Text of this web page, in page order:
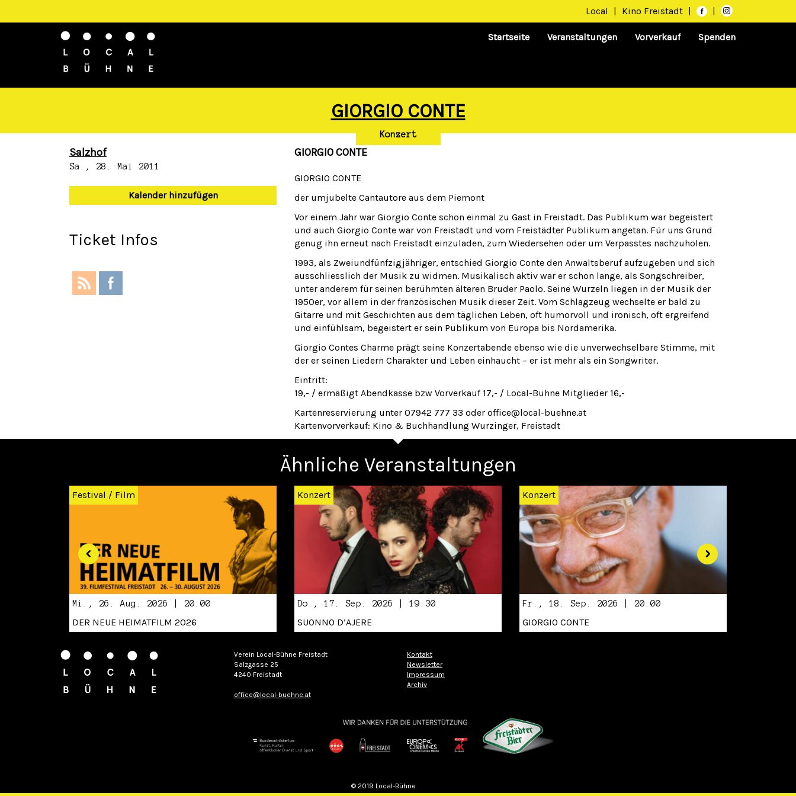
Local | Kino Freistadt | |
Startseite Veranstaltungen Vorverkauf Spenden
GIORGIO CONTE
Konzert
Salzhof
Sa., 28. Mai 2011
Kalender hinzufügen
Ticket Infos
GIORGIO CONTE
GIORGIO CONTE
der umjubelte Cantautore aus dem Piemont
Vor einem Jahr war Giorgio Conte schon einmal zu Gast in Freistadt. Das Publikum war begeistert
und auch Giorgio Conte war von Freistadt und vom Freistädter Publikum angetan. Für uns Grund
genug ihn erneut nach Freistadt einzuladen, zum Wiedersehen oder um Verpasstes nachzuholen.
1993, als Zweiundfünfzigjähriger, entschied Giorgio Conte den Anwaltsberuf aufzugeben und sich
ausschliesslich der Musik zu widmen. Musikalisch aktiv war er schon lange, als Songschreiber,
unter anderem für seinen berühmten älteren Bruder Paolo. Seine Wurzeln liegen in der Musik der
1950er, vor allem in der französischen Musik dieser Zeit. Vom Schlagzeug wechselte er bald zu
Gitarre und mit Geschichten aus dem täglichen Leben, oft humorvoll und ironisch, oft ergreifend
und einfühlsam, begeistert er sein Publikum von Europa bis Nordamerika.
Giorgio Contes Charme prägt seine Konzertabende ebenso wie die unverwechselbare Stimme, mit
der er seinen Liedern Charakter und Leben einhaucht – er ist mehr als ein Songwriter.
Eintritt:
19,- / ermäßigt Abendkasse bzw Vorverkauf 17,- / Local-Bühne Mitglieder 16,-
Kartenreservierung unter 07942 777 33 oder office@local-buehne.at
Kartenvorverkauf: Kino & Buchhandlung Wurzinger, Freistadt
Ähnliche Veranstaltungen
Festival / Film
Mi., 26. Aug. 2026 | 20:00
DER NEUE HEIMATFILM 2026
Konzert
Do., 17. Sep. 2026 | 19:30
SUONNO D’AJERE
Konzert
Fr., 18. Sep. 2026 | 20:00
GIORGIO CONTE
Verein Local-Bühne Freistadt
Salzgasse 25
4240 Freistadt
office@local-buehne.at
Kontakt
Newsletter
Impressum
Archiv
© 2019 Local-Bühne